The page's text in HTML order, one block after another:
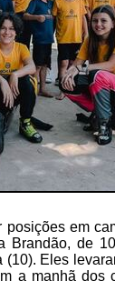
em
Brandão, de
Eles
a manhã dos